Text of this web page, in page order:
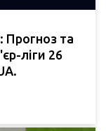
Прогноз та
ліги 26